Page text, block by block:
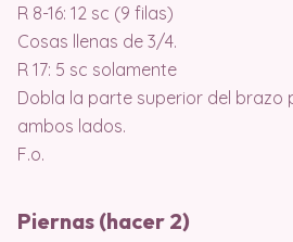
R 8-16: 12 sc (9 filas)
Cosas llenas de 3/4.
R 17: 5 sc solamente
Dobla la parte superior del brazo
ambos lados.
F.o.
Piernas (hacer 2)